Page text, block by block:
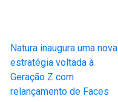
Natura inaugura uma nova
estratégia voltada à
Geração Z com
relançamento de Faces